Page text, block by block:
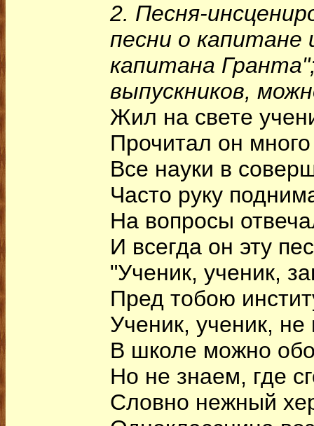
2. Песня-
песни о
капитана
выпускников,
Жил на свете
Прочитал он много
Все науки в
Часто руку
На вопросы
И всегда он эту
"Ученик, ученик,
Пред тобою
Ученик, ученик,
В школе можно
Но не знаем, где
Словно нежный